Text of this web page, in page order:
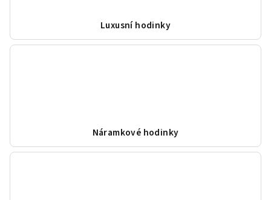
Luxusní hodinky
Náramkové hodinky